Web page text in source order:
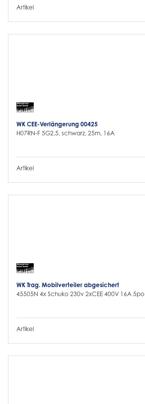
Artikel
WK CEE-Verlängerung 00425
H07RN-F 5G2,5, schwarz, 25m, 16A
Artikel
WK Trag. Mobilverteiler abgesichert
45505N 4x Schuko 230v 2xCEE 400V 16A 5po
Artikel